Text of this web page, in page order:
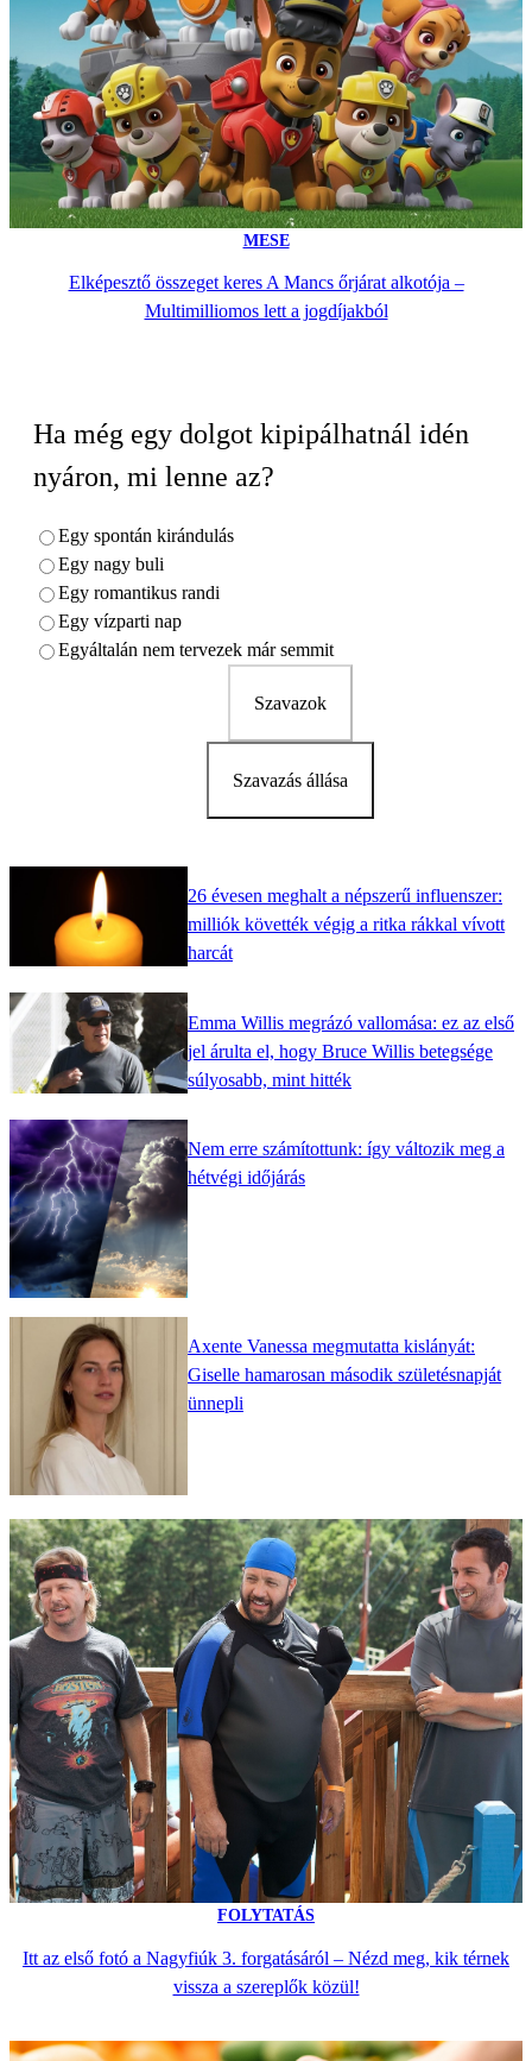
MESE
Elképesztő összeget keres A Mancs őrjárat alkotója –
Multimilliomos lett a jogdíjakból
Ha még egy dolgot kipipálhatnál idén
nyáron, mi lenne az?
Egy spontán kirándulás
Egy nagy buli
Egy romantikus randi
Egy vízparti nap
Egyáltalán nem tervezek már semmit
Szavazok
Szavazás állása
26 évesen meghalt a népszerű influenszer:
milliók követték végig a ritka rákkal vívott
harcát
Emma Willis megrázó vallomása: ez az első
jel árulta el, hogy Bruce Willis betegsége
súlyosabb, mint hitték
Nem erre számítottunk: így változik meg a
hétvégi időjárás
Axente Vanessa megmutatta kislányát:
Giselle hamarosan második születésnapját
ünnepli
FOLYTATÁS
Itt az első fotó a Nagyfiúk 3. forgatásáról – Nézd meg, kik térnek
vissza a szereplők közül!